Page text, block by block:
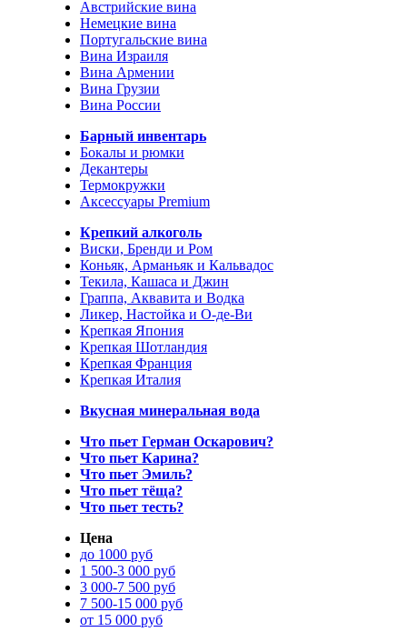
Австрийские вина
Немецкие вина
Португальские вина
Вина Израиля
Вина Армении
Вина Грузии
Вина России
Барный инвентарь
Бокалы и рюмки
Декантеры
Термокружки
Аксессуары Premium
Крепкий алкоголь
Виски, Бренди и Ром
Коньяк, Арманьяк и Кальвадос
Текила, Кашаса и Джин
Граппа, Аквавита и Водка
Ликер, Настойка и О-де-Ви
Крепкая Япония
Крепкая Шотландия
Крепкая Франция
Крепкая Италия
Вкусная минеральная вода
Что пьет Герман Оскарович?
Что пьет Карина?
Что пьет Эмиль?
Что пьет тёща?
Что пьет тесть?
Цена
до 1000 руб
1 500-3 000 руб
3 000-7 500 руб
7 500-15 000 руб
от 15 000 руб